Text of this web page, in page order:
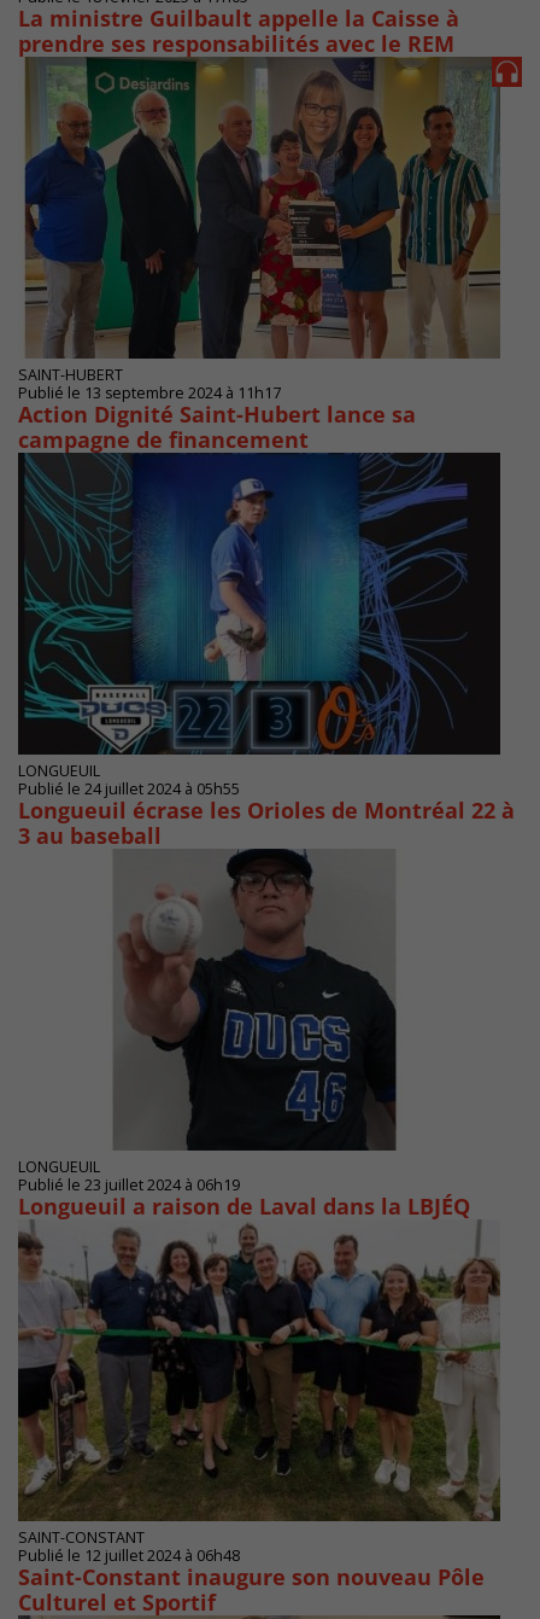
La ministre Guilbault appelle la Caisse à
prendre ses responsabilités avec le REM
SAINT-HUBERT
Publié le 13 septembre 2024 à 11h17
Action Dignité Saint-Hubert lance sa
campagne de financement
LONGUEUIL
Publié le 24 juillet 2024 à 05h55
Longueuil écrase les Orioles de Montréal 22 à
3 au baseball
LONGUEUIL
Publié le 23 juillet 2024 à 06h19
Longueuil a raison de Laval dans la LBJÉQ
SAINT-CONSTANT
Publié le 12 juillet 2024 à 06h48
Saint-Constant inaugure son nouveau Pôle
Culturel et Sportif